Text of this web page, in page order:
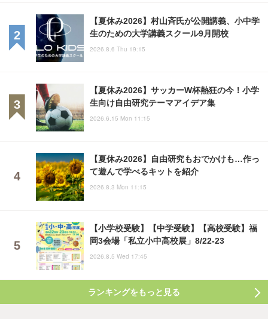
【夏休み2026】村山斉氏が公開講義、小中学
生のための大学講義スクール9月開校
2026.8.6 Thu 19:15
【夏休み2026】サッカーW杯熱狂の今！小学
生向け自由研究テーマアイデア集
2026.6.15 Mon 11:15
【夏休み2026】自由研究もおでかけも…作っ
て遊んで学べるキットを紹介
2026.8.3 Mon 11:15
【小学校受験】【中学受験】【高校受験】福
岡3会場「私立小中高校展」8/22-23
2026.8.5 Wed 17:45
ランキングをもっと見る